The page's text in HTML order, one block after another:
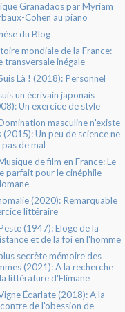
Granadaos par Myriam
Cohen au piano
du Blog
mondiale de la France:
transversale inégale
Là ! (2018): Personnel
un écrivain japonais
Un exercice de style
masculine n'existe
(2015): Un peu de science ne
de mal
de film en France: Le
parfait pour le cinéphile
(2020): Remarquable
littéraire
(1947): Eloge de la
et de la foi en l'homme
secrète mémoire des
(2021): A la recherche
littérature d'Elimane
Écarlate (2018): A la
de l'obession de